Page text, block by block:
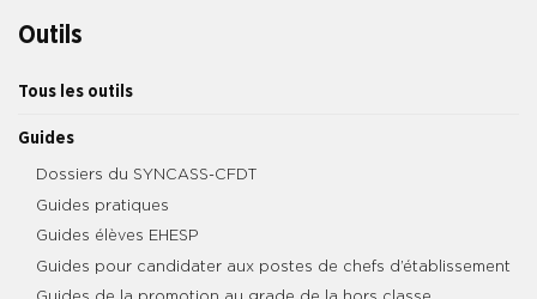
Outils
Tous les outils
Guides
Dossiers du SYNCASS-CFDT
Guides pratiques
Guides élèves EHESP
Guides pour candidater aux postes de chefs d’établissement